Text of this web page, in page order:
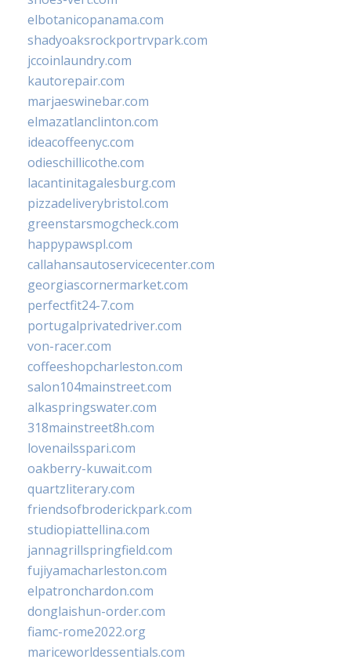
elbotanicopanama.com
shadyoaksrockportrvpark.com
jccoinlaundry.com
kautorepair.com
marjaeswinebar.com
elmazatlanclinton.com
ideacoffeenyc.com
odieschillicothe.com
lacantinitagalesburg.com
pizzadeliverybristol.com
greenstarsmogcheck.com
happypawspl.com
callahansautoservicecenter.com
georgiascornermarket.com
perfectfit24-7.com
portugalprivatedriver.com
von-racer.com
coffeeshopcharleston.com
salon104mainstreet.com
alkaspringswater.com
318mainstreet8h.com
lovenailsspari.com
oakberry-kuwait.com
quartzliterary.com
friendsofbroderickpark.com
studiopiattellina.com
jannagrillspringfield.com
fujiyamacharleston.com
elpatronchardon.com
donglaishun-order.com
fiamc-rome2022.org
mariceworldessentials.com